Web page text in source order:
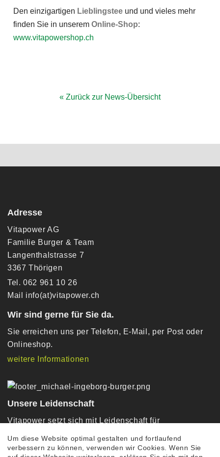
Den einzigartigen Lieblingstee und und vieles mehr
finden Sie in unserem Online-Shop:
www.vitapowershop.ch
« Zurück zur News-Übersicht
Adresse
Vitapower AG
Familie Burger & Team
Langenthalstrasse 7
3367 Thörigen
Tel. 062 961 10 26
Mail info(at)vitapower.ch
Wir sind gerne für Sie da.
Sie erreichen uns per Telefon, E-Mail, per Post oder
Onlineshop.
weitere Informationen
Unsere Leidenschaft
Vitapower setzt sich mit Leidenschaft für
„Gesundheit geniessen“ ein.
Um diese Website optimal gestalten und fortlaufend
verbessern zu können, verwenden wir Cookies. Wenn Sie